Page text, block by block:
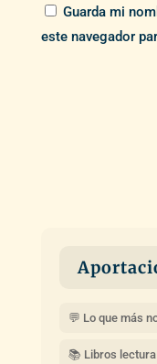
Guarda mi
este navegador
💬 Lo que más
📚 Libros lectura